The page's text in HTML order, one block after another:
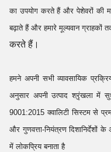
का उपयोग करते हैं और पेशेवरों की
बढ़ाते हैं और हमारे मूल्यवान ग्राहकों
करते हैं।
हमने अपनी सभी व्यावसायिक
अनुसार अपनी उत्पाद श्रृंखला में
9001:2015 क्वालिटी सिस्टम से
और गुणवत्ता-नियंत्रण दिशानिर्देशों
में लोकप्रिय बनाता है